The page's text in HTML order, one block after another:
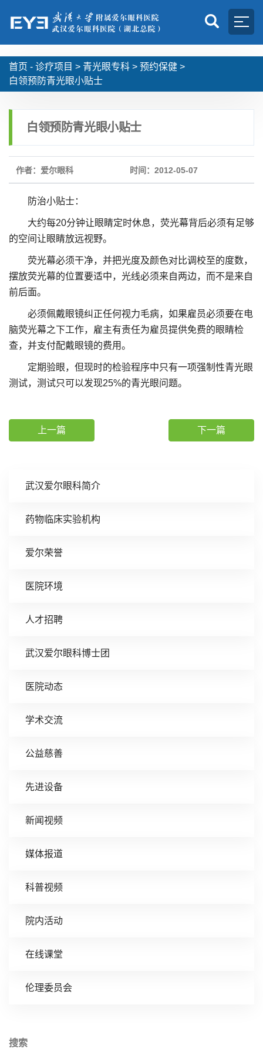
首页 - 诊疗项目 > 青光眼专科 > 预约保健 >
白领预防青光眼小贴士
武汉爱尔眼科简介
药物临床实验机构
爱尔荣誉
医院环境
人才招聘
武汉爱尔眼科博士团
医院动态
学术交流
公益慈善
先进设备
新闻视频
媒体报道
科普视频
院内活动
在线课堂
伦理委员会
搜索
白领预防青光眼小贴士
作者：爱尔眼科 时间：2012-05-07
防治小贴士：
大约每20分钟让眼睛定时休息，荧光幕背后必须有足够
的空间让眼睛放远视野。
荧光幕必须干净，并把光度及颜色对比调校至的度数，
摆放荧光幕的位置要适中，光线必须来自两边，而不是来自
前后面。
必须佩戴眼镜纠正任何视力毛病，如果雇员必须要在电
脑荧光幕之下工作，雇主有责任为雇员提供免费的眼睛检
查，并支付配戴眼镜的费用。
定期验眼，但现时的检验程序中只有一项强制性青光眼
测试，测试只可以发现25%的青光眼问题。
上一篇 下一篇